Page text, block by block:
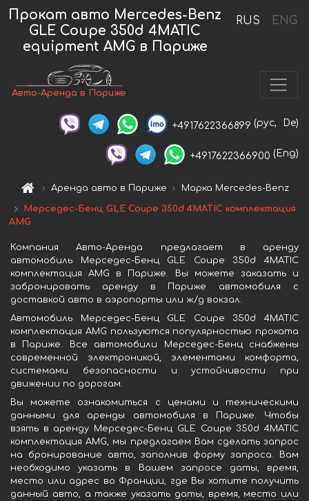
RUS ENG
Прокат авто Mercedes-Benz
GLE Coupe 350d 4MATIC
equipment AMG в Париже
Авто-Аренда в Париже
+4917622366899 (рус, De)
+4917622366900 (Eng)
Аренда авто в Париже Марка Mercedes-Benz
Мерседес-Бенц GLE Coupe 350d 4MATIC комплектация
AMG
Компания Авто-Аренда предлагает в аренду
автомобиль Мерседес-Бенц GLE Coupe 350d 4MATIC
комплектация AMG в Париже. Вы можете заказать и
забронировать аренду в Париже автомобиля с
доставкой авто в аэропорты или ж/д вокзал.
Автомобиль Мерседес-Бенц GLE Coupe 350d 4MATIC
комплектация AMG пользуются популярностью проката
в Париже. Все автомобили Мерседес-Бенц снабжены
современной электроникой, элементами комфорта,
системами безопасности и устойчивости при
движении по дорогам.
Вы можете ознакомиться с ценами и техническими
данными для аренды автомобиля в Париже. Чтобы
взять в аренду Мерседес-Бенц GLE Coupe 350d 4MATIC
комплектация AMG, мы предлагаем Вам сделать запрос
на бронирование авто, заполнив форму запроса. Вам
необходимо указать в Вашем запросе даты, время,
место или адрес во Франции, где Вы хотите получить
данный авто, а также указать даты, время, место или